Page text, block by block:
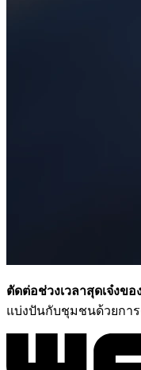
ตัดต่อช่วงเวลาสุดเจ๋งข
แบ่งปันกับชุมชนด้วยการ